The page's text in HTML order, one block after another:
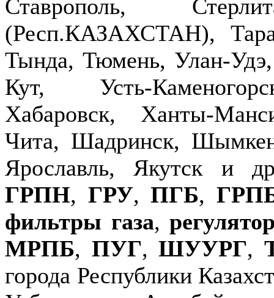
Ставрополь,
(Респ.КАЗАХСТАН),
Тында, Тюмень, Улан-
Кут, Усть-
Хабаровск, Ханты-
Чита, Шадринск,
Ярославль, Якутск и
ГРПН, ГРУ,ПГБ,
фильтры газа,
МРПБ, ПУГ,ШУУРГ,
города Республики